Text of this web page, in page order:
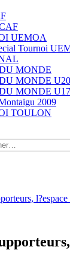
UEMOA
Tournoi
MONDE
MONDE U20
MONDE U17
2009
TOULON
l?espace